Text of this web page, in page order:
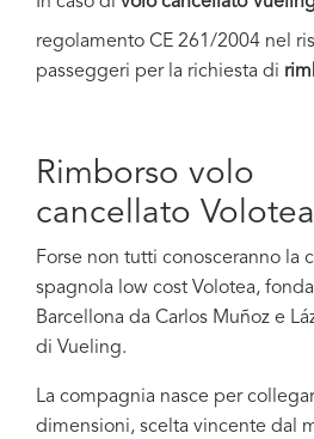
regolamento CE 261/2004 nel
passeggeri per la richiesta di
Rimborso volo
cancellato Volotea
Forse non tutti conosceranno la
spagnola low cost Volotea,
Barcellona da Carlos Muñoz e
di Vueling.
La compagnia nasce per
dimensioni, scelta vincente dal